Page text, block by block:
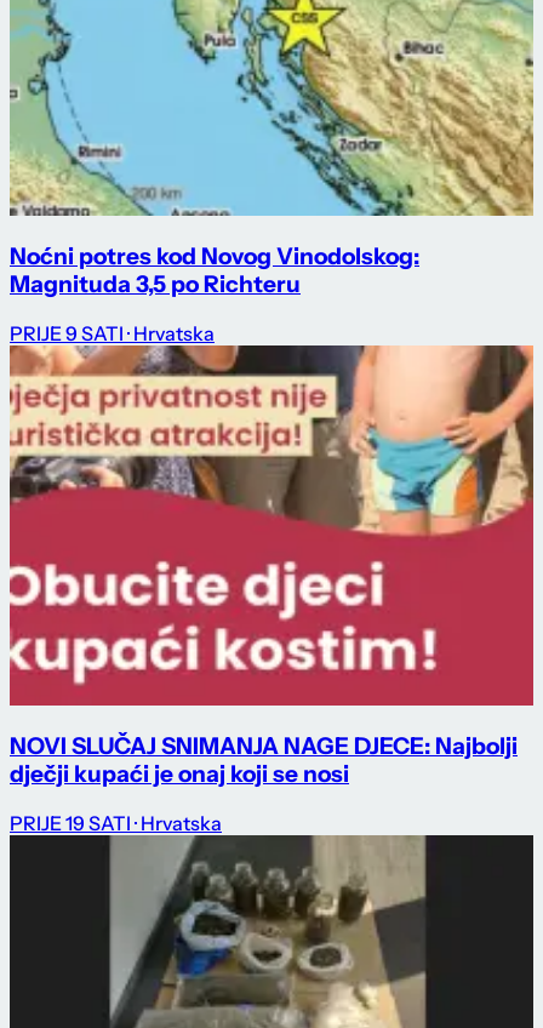
Noćni potres kod Novog Vinodolskog:
Magnituda 3,5 po Richteru
PRIJE 9 SATI · Hrvatska
NOVI SLUČAJ SNIMANJA NAGE DJECE: Najbolji
dječji kupaći je onaj koji se nosi
PRIJE 19 SATI · Hrvatska